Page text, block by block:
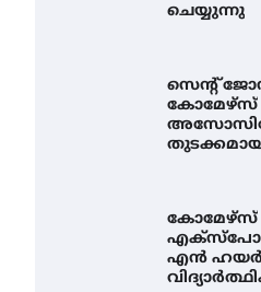
ചെയ്യുന്നു
സെന്റ്
കോമേഴ്‌സ്
കോമേഴ്സ്
എൻ ഹയർ